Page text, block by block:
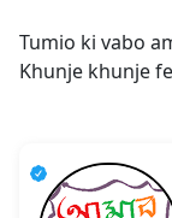
Tumio ki vabo
Khunje khunje